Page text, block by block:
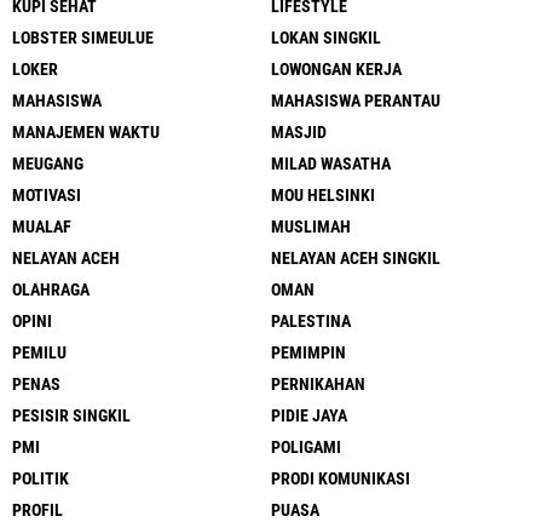
KUPI SEHAT
LIFESTYLE
LOBSTER SIMEULUE
LOKAN SINGKIL
LOKER
LOWONGAN KERJA
MAHASISWA
MAHASISWA PERANTAU
MANAJEMEN WAKTU
MASJID
MEUGANG
MILAD WASATHA
MOTIVASI
MOU HELSINKI
MUALAF
MUSLIMAH
NELAYAN ACEH
NELAYAN ACEH SINGKIL
OLAHRAGA
OMAN
OPINI
PALESTINA
PEMILU
PEMIMPIN
PENAS
PERNIKAHAN
PESISIR SINGKIL
PIDIE JAYA
PMI
POLIGAMI
POLITIK
PRODI KOMUNIKASI
PROFIL
PUASA